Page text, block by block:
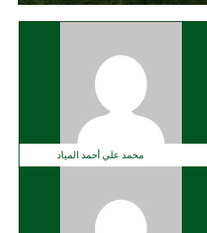
محمد علي أحمد المياد